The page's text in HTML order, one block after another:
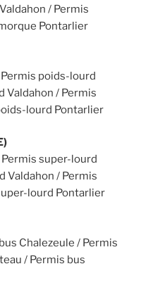
/ Permis
Pontarlier
poids-lourd
Valdahon / Permis
lourd Pontarlier
super-lourd
Valdahon / Permis
lourd Pontarlier
Chalezeule / Permis
/ Permis bus